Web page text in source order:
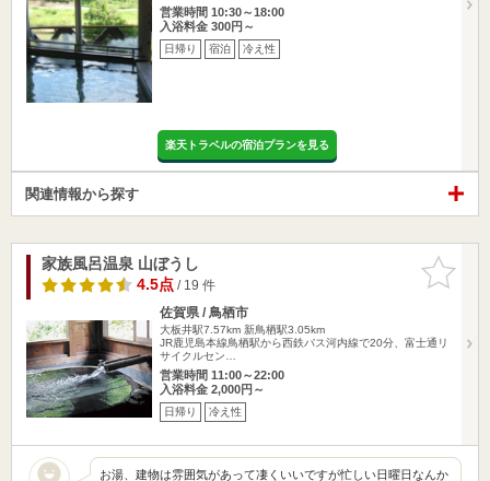
営業時間 10:30～18:00
入浴料金 300円～
日帰り 宿泊 冷え性
楽天トラベルの宿泊プランを見る
関連情報から探す
お気に入
りに追加
家族風呂温泉 山ぼうし
4.5点/ 19 件
佐賀県 / 鳥栖市
大板井駅7.57km 新鳥栖駅3.05km
JR鹿児島本線鳥栖駅から西鉄バス河内線で20分、富士通リ
サイクルセン…
営業時間 11:00～22:00
入浴料金 2,000円～
日帰り 冷え性
お湯、建物は雰囲気があって凄くいいですが忙しい日曜日なんか